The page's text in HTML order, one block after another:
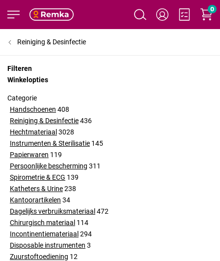
0
Reiniging & Desinfectie
Filteren
Winkelopties
Categorie
Handschoenen 408
Reiniging & Desinfectie436
Hechtmateriaal 3028
Instrumenten & Sterilisatie 145
Papierwaren 119
Persoonlijke bescherming 311
Spirometrie & ECG 139
Katheters & Urine238
Kantoorartikelen 34
Dagelijks verbruiksmateriaal 472
Chirurgisch materiaal 114
Incontinentiemateriaal 294
Disposable instrumenten 3
Zuurstoftoediening 12